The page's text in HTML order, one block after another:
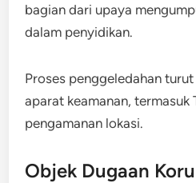
bagian dari upaya
dalam penyidikan.
Proses penggeledahan
aparat keamanan, termasuk
pengamanan lokasi.
Objek Dugaan